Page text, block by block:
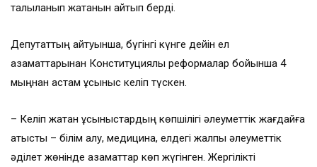
талқыланып жатқанын айтып берді.
Депутаттың айтуынша, бүгінгі күнге дейін ел
азаматтарынан Конституциялық реформалар бойынша 4
мыңнан астам ұсыныс келіп түскен.
– Келіп жатқан ұсыныстардың көпшілігі әлеуметтік жағдайға
қатысты – білім алу, медицина, елдегі жалпы әлеуметтік
әділет жөнінде азаматтар көп жүгінген. Жергілікті